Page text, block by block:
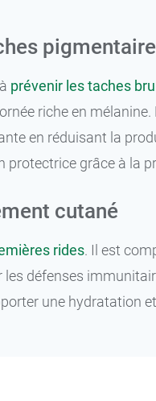
prévenir les taches
riche en mélanine.
en réduisant la
grâce à la
cutané
rides. Il est
défenses
une hydratation